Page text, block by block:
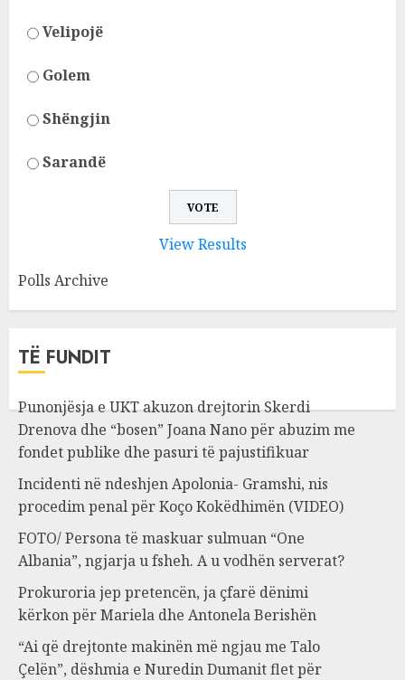
Velipojë
Golem
Shëngjin
Sarandë
View Results
Polls Archive
TË FUNDIT
Punonjësja e UKT akuzon drejtorin Skerdi
Drenova dhe “bosen” Joana Nano për abuzim me
fondet publike dhe pasuri të pajustifikuar
Incidenti në ndeshjen Apolonia- Gramshi, nis
procedim penal për Koço Kokëdhimën (VIDEO)
FOTO/ Persona të maskuar sulmuan “One
Albania”, ngjarja u fsheh. A u vodhën serverat?
Prokuroria jep pretencën, ja çfarë dënimi
kërkon për Mariela dhe Antonela Berishën
“Ai që drejtonte makinën më ngjau me Talo
Çelën”, dëshmia e Nuredin Dumanit flet për